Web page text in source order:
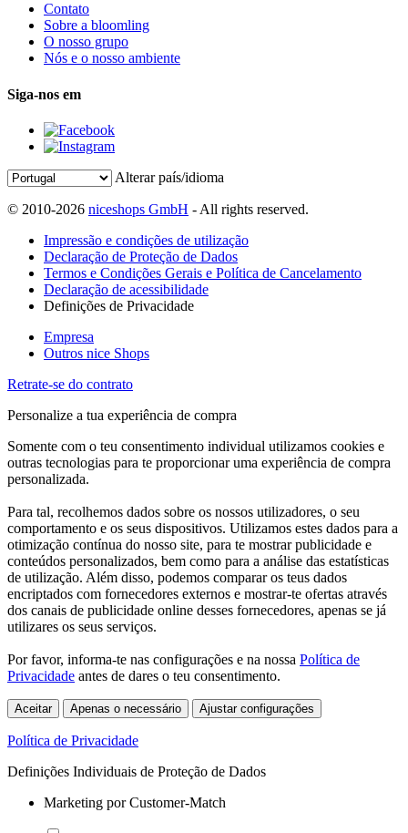
Contato
Sobre a bloomling
O nosso grupo
Nós e o nosso ambiente
Siga-nos em
Alterar país/idioma
© 2010-2026 niceshops GmbH - All rights reserved.
Impressão e condições de utilização
Declaração de Proteção de Dados
Termos e Condições Gerais e Política de Cancelamento
Declaração de acessibilidade
Definições de Privacidade
Empresa
Outros nice Shops
Retrate-se do contrato
Personalize a tua experiência de compra
Somente com o teu consentimento individual utilizamos cookies e
outras tecnologias para te proporcionar uma experiência de compra
personalizada.
Para tal, recolhemos dados sobre os nossos utilizadores, o seu
comportamento e os seus dispositivos. Utilizamos estes dados para a
otimização contínua do nosso site, para te mostrar publicidade e
conteúdos personalizados, bem como para a análise das estatísticas
de utilização. Além disso, podemos comparar os teus dados
encriptados com fornecedores externos e mostrar-te ofertas através
dos canais de publicidade online desses fornecedores, apenas se já
utilizares os seus serviços.
Por favor, informa-te nas configurações e na nossa Política de
Privacidade antes de dares o teu consentimento.
Aceitar Apenas o necessário Ajustar configurações
Política de Privacidade
Definições Individuais de Proteção de Dados
Marketing por Customer-Match